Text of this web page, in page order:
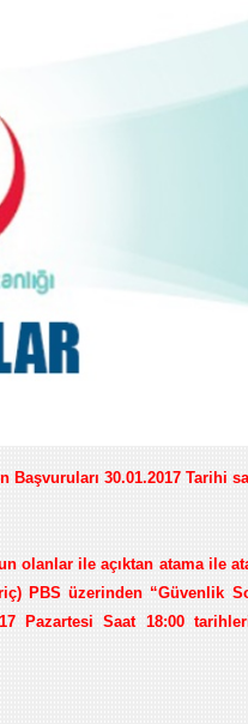
Başvuruları 30.01.2017 Tarihi
olanlar ile açıktan atama ile
PBS üzerinden “Güvenlik
Pazartesi Saat 18:00